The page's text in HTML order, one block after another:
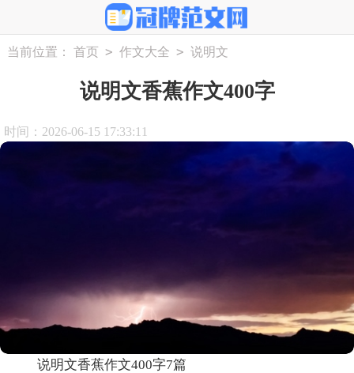
当前位置： 首页 > 作文大全 > 说明文
说明文香蕉作文400字
时间：2026-06-15 17:33:11
说明文香蕉作文400字7篇